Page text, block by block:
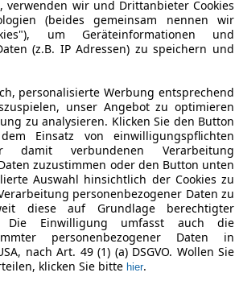
verwenden wir und Drittanbieter Cookies
(beides gemeinsam nennen wir
um Geräteinformationen und
(z.B. IP Adressen) zu speichern und
personalisierte Werbung entsprechend
unser Angebot zu optimieren
zu analysieren. Klicken Sie den Button
Einsatz von einwilligungspflichten
verbundenen Verarbeitung
zuzustimmen oder den Button unten
Auswahl hinsichtlich der Cookies zu
personenbezogener Daten zu
diese auf Grundlage berechtigter
Die Einwilligung umfasst auch die
personenbezogener Daten in
nach Art. 49 (1) (a) DSGVO. Wollen Sie
klicken Sie bitte hier.